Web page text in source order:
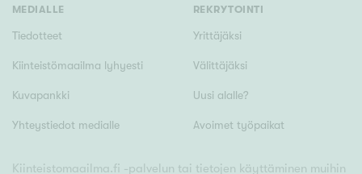
MEDIALLE
Tiedotteet
Kiinteistömaailma lyhyesti
Kuvapankki
Yhteystiedot medialle
REKRYTOINTI
Yrittäjäksi
Välittäjäksi
Uusi alalle?
Avoimet työpaikat
Kiinteistomaailma.fi -palvelun tai tietojen käyttäminen muihin